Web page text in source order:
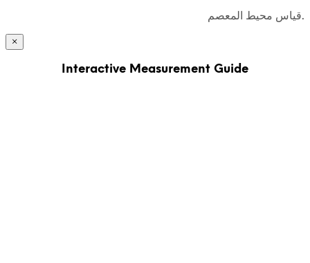
قياس محيط المعصم.
×
Interactive Measurement Guide